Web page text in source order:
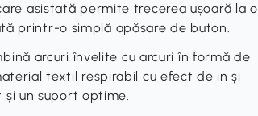
asistată permite trecerea ușoară la o
printr-o simplă apăsare de buton.
arcuri învelite cu arcuri în formă de
textil respirabil cu efect de in și
un suport optime.